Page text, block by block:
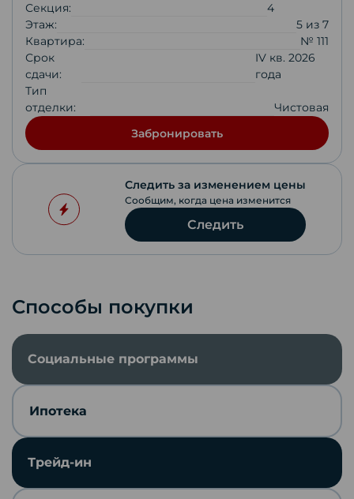
Секция:
4
Этаж:
5 из 7
Квартира:
№ 111
Срок
сдачи:
IV кв. 2026
года
Тип
отделки:
Чистовая
Забронировать
Следить за изменением цены
Сообщим, когда цена изменится
Следить
Скопировать ссылку
Отправить по почте
Способы покупки
Социальные программы
Ипотека
Трейд-ин